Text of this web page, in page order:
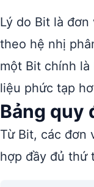
Lý do Bit là
theo hệ nhị
một Bit chính
liệu phức tạp
Bảng quy
Từ Bit, các đơn
hợp đầy đủ thứ